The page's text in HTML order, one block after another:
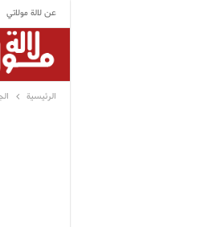
عن لالة مولاتي
الرئيسية